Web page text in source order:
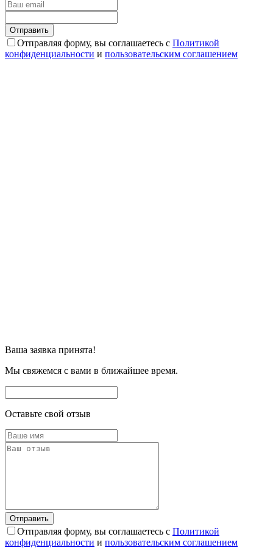
Отправляя форму, вы соглашаетесь с Политикой
конфиденциальности и пользовательским соглашением
Ваша заявка принята!
Мы свяжемся с вами в ближайшее время.
Оставьте свой отзыв
Отправляя форму, вы соглашаетесь с Политикой
конфиденциальности и пользовательским соглашением